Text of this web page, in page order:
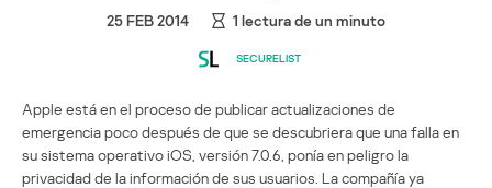
25 FEB 2014 1 lectura de un minuto
SECURELIST
Apple está en el proceso de publicar actualizaciones de
emergencia poco después de que se descubriera que una falla en
su sistema operativo iOS, versión 7.0.6, ponía en peligro la
privacidad de la información de sus usuarios. La compañía ya